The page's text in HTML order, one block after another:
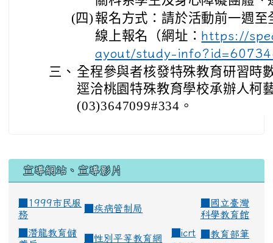
(四) 報名方式：請於活動前一週
線上報名（網址： https://
ayout/study-
三、 全程參與者核發特殊教育研習時
逕洽桃園特殊教育學校承辦人柯
(03)3647099#334。
宣導網站、宣導影片
■1999市民服
務
疾病管制局
國立臺灣
科學教育館
潛龍教育儲
性別平等教育網
icrt
教育部筆